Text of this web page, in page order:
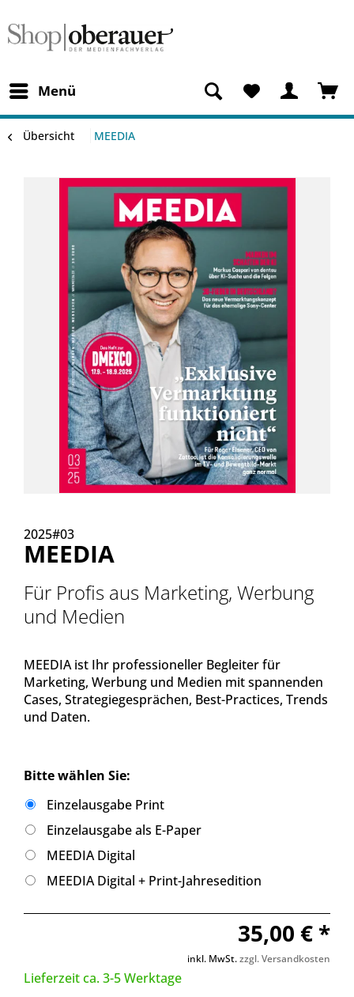
Menü
Übersicht MEEDIA
2025#03
MEEDIA
Für Profis aus Marketing, Werbung
und Medien
MEEDIA ist Ihr professioneller Begleiter für
Marketing, Werbung und Medien mit spannenden
Cases, Strategiegesprächen, Best-Practices, Trends
und Daten.
Bitte wählen Sie:
Einzelausgabe Print
Einzelausgabe als E-Paper
MEEDIA Digital
MEEDIA Digital + Print-Jahresedition
35,00 € *
inkl. MwSt.zzgl. Versandkosten
Lieferzeit ca. 3-5 Werktage